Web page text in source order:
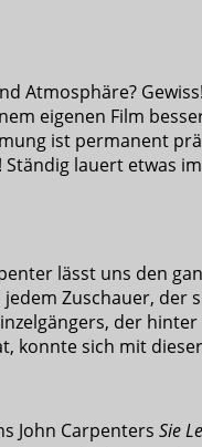
Atmosphäre?
eigenen Film
ist permanent
lauert etwas
lässt uns den
Zuschauer, der
der
konnte sich mit
John Carpenters Sie